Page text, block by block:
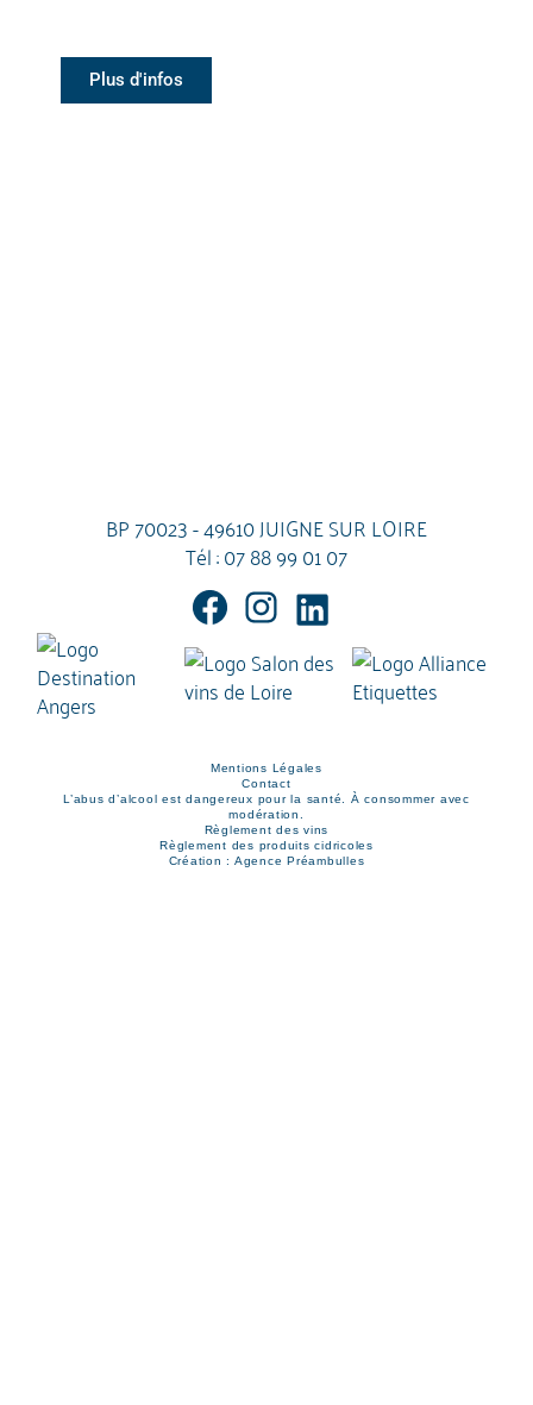
Plus d'infos
BP 70023 - 49610 JUIGNE SUR LOIRE
Tél :07 88 99 01 07
Mentions Légales
Contact
L’abus d’alcool est dangereux pour la santé. À consommer avec
modération.
Règlement des vins
Règlement des produits cidricoles
Création : Agence Préambulles